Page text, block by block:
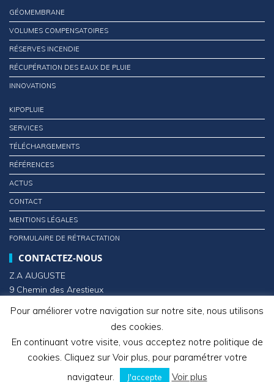
GÉOMEMBRANE
VOLUMES COMPENSATOIRES
RÉSERVES INCENDIE
RÉCUPÉRATION DES EAUX DE PLUIE
INNOVATIONS
KIPOPLUIE
SERVICES
TÉLÉCHARGEMENTS
RÉFÉRENCES
ACTUS
CONTACT
MENTIONS LÉGALES
FORMULAIRE DE RÉTRACTATION
CONTACTEZ-NOUS
Z.A AUGUSTE
9 Chemin des Arestieux
Pour améliorer votre navigation sur notre site, nous utilisons
des cookies.
En continuant votre visite, vous acceptez notre politique de
cookies. Cliquez sur Voir plus, pour paramétrer votre
navigateur.
J'accepte Voir plus